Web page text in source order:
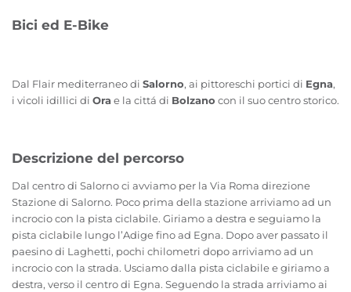
Bici ed E-Bike
Dal Flair mediterraneo di Salorno, ai pittoreschi portici di Egna,
i vicoli idillici di Ora e la cittá di Bolzano con il suo centro storico.
Descrizione del percorso
Dal centro di Salorno ci avviamo per la Via Roma direzione
Stazione di Salorno. Poco prima della stazione arriviamo ad un
incrocio con la pista ciclabile. Giriamo a destra e seguiamo la
pista ciclabile lungo l’Adige fino ad Egna. Dopo aver passato il
paesino di Laghetti, pochi chilometri dopo arriviamo ad un
incrocio con la strada. Usciamo dalla pista ciclabile e giriamo a
destra, verso il centro di Egna. Seguendo la strada arriviamo ai